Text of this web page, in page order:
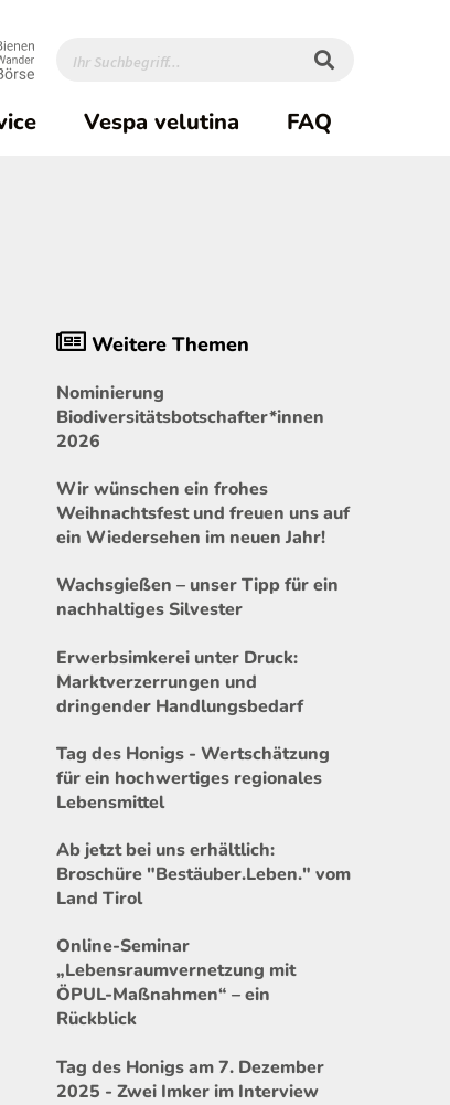
Vespa velutina FAQ
Weitere Themen
Nominierung
Biodiversitätsbotschafter*innen
2026
Wir wünschen ein frohes
Weihnachtsfest und freuen uns auf
ein Wiedersehen im neuen Jahr!
Wachsgießen – unser Tipp für ein
nachhaltiges Silvester
Erwerbsimkerei unter Druck:
Marktverzerrungen und
dringender Handlungsbedarf
Tag des Honigs - Wertschätzung
für ein hochwertiges regionales
Lebensmittel
Ab jetzt bei uns erhältlich:
Broschüre "Bestäuber.Leben." vom
Land Tirol
Online-Seminar
„Lebensraumvernetzung mit
ÖPUL-Maßnahmen“ – ein
Rückblick
Tag des Honigs am 7. Dezember
2025 - Zwei Imker im Interview